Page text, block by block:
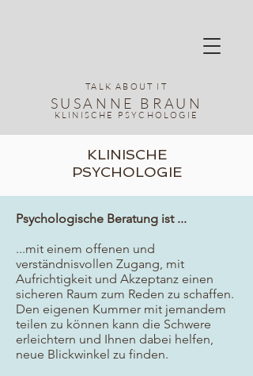
TALK ABOUT IT
SUSANNE BRAUN
KLINISCHE PSYCHOLOGIE
KLINISCHE
PSYCHOLOGIE
Psychologische Beratung ist ...
...mit einem offenen und
verständnisvollen Zugang, mit
Aufrichtigkeit und Akzeptanz einen
sicheren Raum zum Reden zu schaffen.
Den eigenen Kummer mit jemandem
teilen zu können kann die Schwere
erleichtern und Ihnen dabei helfen,
neue Blickwinkel zu finden.